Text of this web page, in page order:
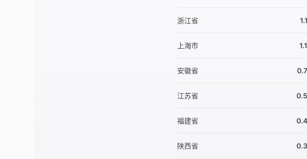
浙江省
上海市
安徽省
江苏省
福建省
陕西省